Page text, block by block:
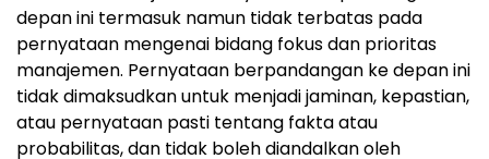
depan ini termasuk namun tidak terbatas pada
pernyataan mengenai bidang fokus dan prioritas
manajemen. Pernyataan berpandangan ke depan ini
tidak dimaksudkan untuk menjadi jaminan, kepastian,
atau pernyataan pasti tentang fakta atau
probabilitas, dan tidak boleh diandalkan oleh